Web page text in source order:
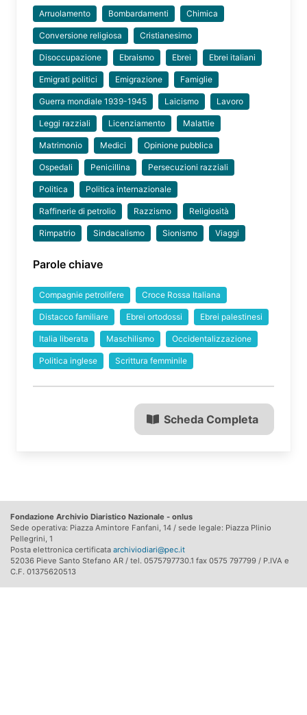
Arruolamento Bombardamenti Chimica
Conversione religiosa Cristianesimo
Disoccupazione Ebraismo Ebrei Ebrei italiani
Emigrati politici Emigrazione Famiglie
Guerra mondiale 1939-1945 Laicismo Lavoro
Leggi razziali Licenziamento Malattie
Matrimonio Medici Opinione pubblica
Ospedali Penicillina Persecuzioni razziali
Politica Politica internazionale
Raffinerie di petrolio Razzismo Religiosità
Rimpatrio Sindacalismo Sionismo Viaggi
Parole chiave
Compagnie petrolifere Croce Rossa Italiana
Distacco familiare Ebrei ortodossi Ebrei palestinesi
Italia liberata Maschilismo Occidentalizzazione
Politica inglese Scrittura femminile
Scheda Completa
Fondazione Archivio Diaristico Nazionale - onlus
Sede operativa: Piazza Amintore Fanfani, 14 / sede legale: Piazza Plinio
Pellegrini, 1
Posta elettronica certificata archiviodiari@pec.it
52036 Pieve Santo Stefano AR / tel. 0575797730.1 fax 0575 797799 / P.IVA e
C.F. 01375620513